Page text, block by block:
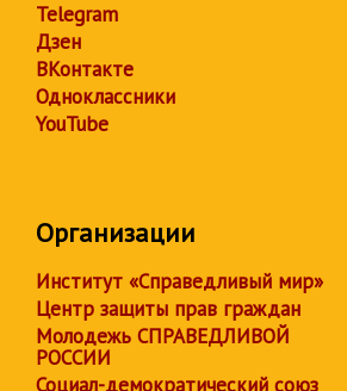
Telegram
Дзен
ВКонтакте
Одноклассники
YouTube
Организации
Институт «Справедливый мир»
Центр защиты прав граждан
Молодежь СПРАВЕДЛИВОЙ
РОССИИ
Социал-демократический союз